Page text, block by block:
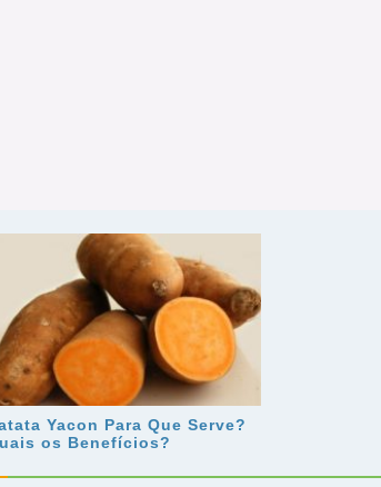
Yacon Para Que Serve?
os Benefícios?